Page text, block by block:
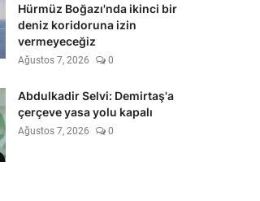
Hürmüz Boğazı'nda ikinci bir
deniz koridoruna izin
vermeyeceğiz
Ağustos 7, 2026 0
Abdulkadir Selvi: Demirtaş'a
çerçeve yasa yolu kapalı
Ağustos 7, 2026 0